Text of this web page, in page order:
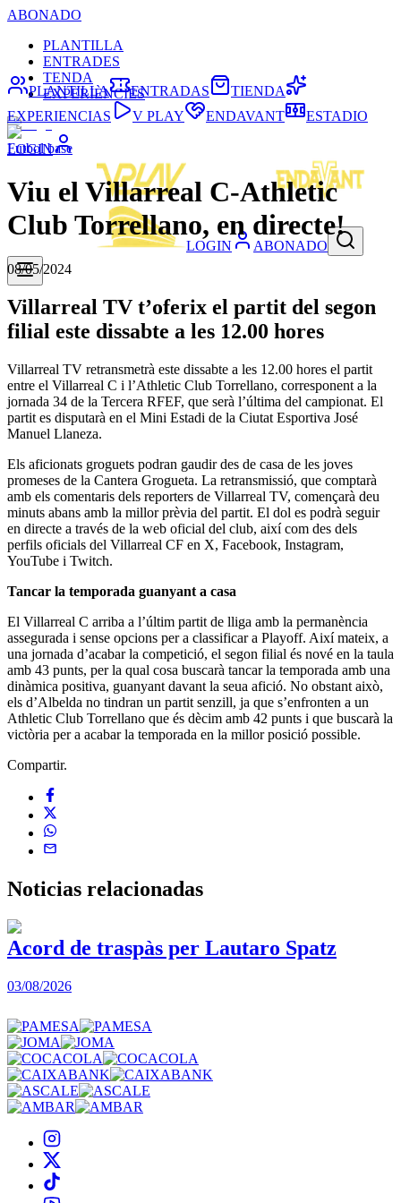
ABONADO
PLANTILLA
ENTRADES
TENDA
EXPERIÈNCIES
LOGIN
LOGIN ABONADO
PLANTILLA ENTRADAS
TIENDA
EXPERIENCIAS
V PLAY ENDAVANT ESTADIO
Futbol base
Viu el Villarreal C-Athletic
Club Torrellano, en directe!
08/05/2024
Villarreal TV t’oferix el partit del segon
filial este dissabte a les 12.00 hores
Villarreal TV retransmetrà este dissabte a les 12.00 hores el partit
entre el Villarreal C i l’Athletic Club Torrellano, corresponent a la
jornada 34 de la Tercera RFEF, que serà l’última del campionat. El
partit es disputarà en el Mini Estadi de la Ciutat Esportiva José
Manuel Llaneza.
Els aficionats groguets podran gaudir des de casa de les joves
promeses de la Cantera Grogueta. La retransmissió, que comptarà
amb els comentaris dels reporters de Villarreal TV, començarà deu
minuts abans amb la millor prèvia del partit. El dol es podrà seguir
en directe a través de la web oficial del club, així com des dels
perfils oficials del Villarreal CF en X, Facebook, Instagram,
YouTube i Twitch.
Tancar la temporada guanyant a casa
El Villarreal C arriba a l’últim partit de lliga amb la permanència
assegurada i sense opcions per a classificar a Playoff. Així mateix, a
una jornada d’acabar la competició, el segon filial és nové en la taula
amb 43 punts, per la qual cosa buscarà tancar la temporada amb una
dinàmica positiva, guanyant davant la seua afició. No obstant això,
els d’Albelda no tindran un partit senzill, ja que s’enfronten a un
Athletic Club Torrellano que és dècim amb 42 punts i que buscarà la
victòria per a acabar la temporada en la millor posició possible.
Compartir.
Noticias relacionadas
Acord de traspàs per Lautaro Spatz
03/08/2026